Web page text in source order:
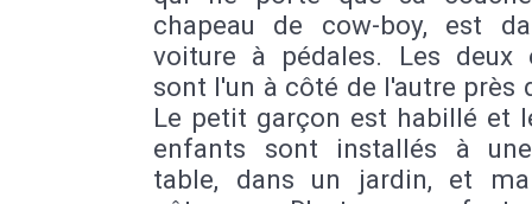
chapeau de cow-boy, est
voiture à pédales. Les deux
sont l'un à côté de l'autre près
Le petit garçon est habillé et
enfants sont installés à
table, dans un jardin, et